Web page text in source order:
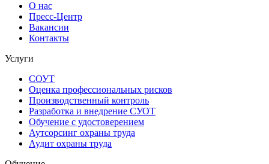
О нас
Пресс-Центр
Вакансии
Контакты
Услуги
СОУТ
Оценка профессиональных рисков
Производственный контроль
Разработка и внедрение СУОТ
Обучение с удостоверением
Аутсорсинг охраны труда
Аудит охраны труда